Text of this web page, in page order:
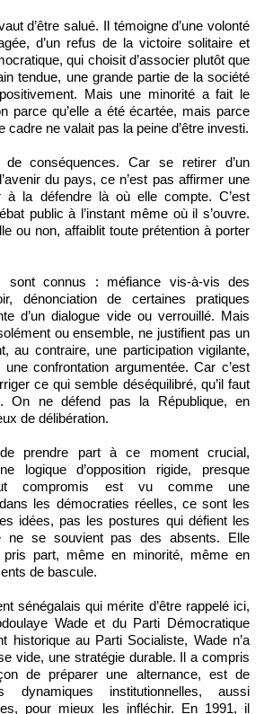
d’être salué. Il témoigne d’une volonté
d’un refus de la victoire solitaire et
qui choisit d’associer plutôt que
tendue, une grande partie de la société
Mais une minorité a fait le
parce qu’elle a été écartée, mais parce
cadre ne valait pas la peine d’être investi.
conséquences. Car se retirer d’un
du pays, ce n’est pas affirmer une
à la défendre là où elle compte. C’est
public à l’instant même où il s’ouvre.
ou non, affaiblit toute prétention à porter
sont connus : méfiance vis-à-vis des
dénonciation de certaines pratiques
d’un dialogue vide ou verrouillé. Mais
ou ensemble, ne justifient pas un
au contraire, une participation vigilante,
confrontation argumentée. Car c’est
ce qui semble déséquilibré, qu’il faut
On ne défend pas la République, en
de délibération.
prendre part à ce moment crucial,
logique d’opposition rigide, presque
compromis est vu comme une
les démocraties réelles, ce sont les
idées, pas les postures qui défient les
ne se souvient pas des absents. Elle
part, même en minorité, même en
de bascule.
sénégalais qui mérite d’être rappelé ici,
Wade et du Parti Démocratique
historique au Parti Socialiste, Wade n’a
vide, une stratégie durable. Il a compris
de préparer une alternance, est de
dynamiques institutionnelles, aussi
pour mieux les infléchir. En 1991, il